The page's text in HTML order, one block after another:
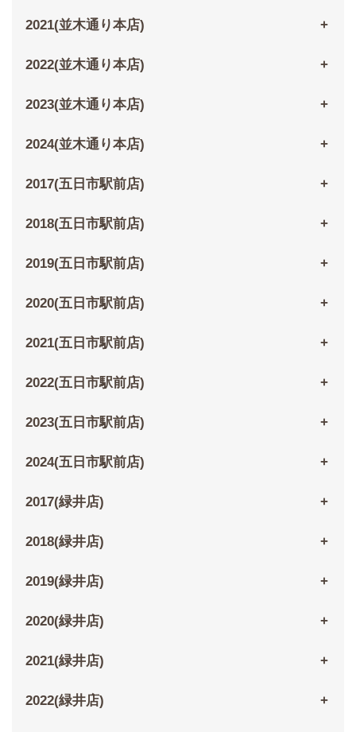
2021(並木通り本店)
2022(並木通り本店)
2023(並木通り本店)
2024(並木通り本店)
2017(五日市駅前店)
2018(五日市駅前店)
2019(五日市駅前店)
2020(五日市駅前店)
2021(五日市駅前店)
2022(五日市駅前店)
2023(五日市駅前店)
2024(五日市駅前店)
2017(緑井店)
2018(緑井店)
2019(緑井店)
2020(緑井店)
2021(緑井店)
2022(緑井店)